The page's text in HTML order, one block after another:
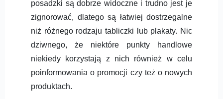
posadzki są dobrze widoczne i trudno jest je
zignorować, dlatego są łatwiej dostrzegalne
niż różnego rodzaju tabliczki lub plakaty. Nic
dziwnego, że niektóre punkty handlowe
niekiedy korzystają z nich również w celu
poinformowania o promocji czy też o nowych
produktach.